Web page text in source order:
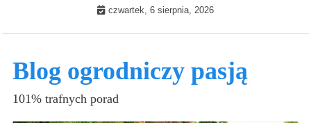
czwartek, 6 sierpnia, 2026
Blog ogrodniczy pasją
101% trafnych porad